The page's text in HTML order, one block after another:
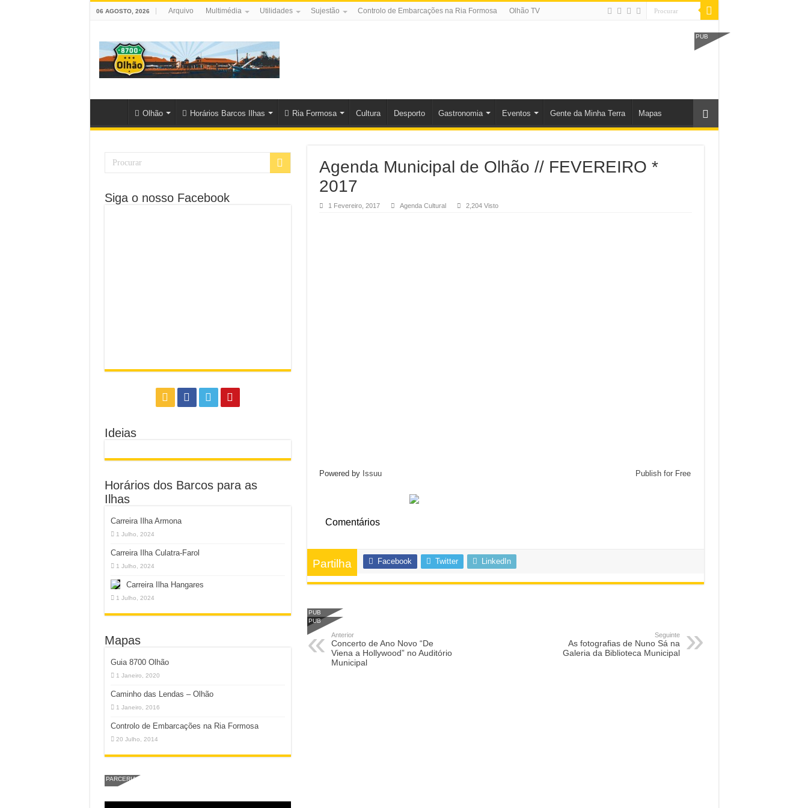
06 AGOSTO, 2026 Arquivo Multimédia Utilidades Sujestão Controlo de Embarcações na Ria Formosa Olhão TV
PUB
Olhão Horários Barcos Ilhas Ria Formosa Cultura Desporto Gastronomia Eventos Gente da Minha Terra Mapas
Agenda Municipal de Olhão // FEVEREIRO *
2017
1 Fevereiro, 2017 Agenda Cultural 2,204 Visto
Powered by Issuu Publish for Free
Comentários
Partilha Facebook Twitter LinkedIn
PUB
PUB
Anterior
Concerto de Ano Novo “De
Viena a Hollywood” no Auditório
Municipal
Seguinte
As fotografias de Nuno Sá na
Galeria da Biblioteca Municipal
Siga o nosso Facebook
Ideias
Horários dos Barcos para as
Ilhas
Carreira Ilha Armona
1 Julho, 2024
Carreira Ilha Culatra-Farol
1 Julho, 2024
Carreira Ilha Hangares
1 Julho, 2024
Mapas
Guia 8700 Olhão
1 Janeiro, 2020
Caminho das Lendas – Olhão
1 Janeiro, 2016
Controlo de Embarcações na Ria Formosa
20 Julho, 2014
PARCERIA